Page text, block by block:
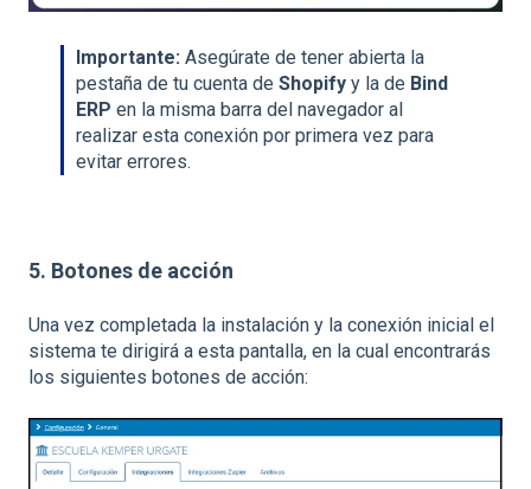
Importante: Asegúrate de tener abierta la
pestaña de tu cuenta de Shopify y la de Bind
ERP en la misma barra del navegador al
realizar esta conexión por primera vez para
evitar errores.
5. Botones de acción
Una vez completada la instalación y la conexión inicial el
sistema te dirigirá a esta pantalla, en la cual encontrarás
los siguientes botones de acción: